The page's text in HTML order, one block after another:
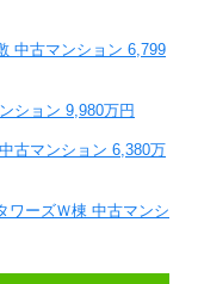
中古マンション 6,799
ション 9,980万円
古マンション 6,380万
ワーズＷ棟 中古マンシ